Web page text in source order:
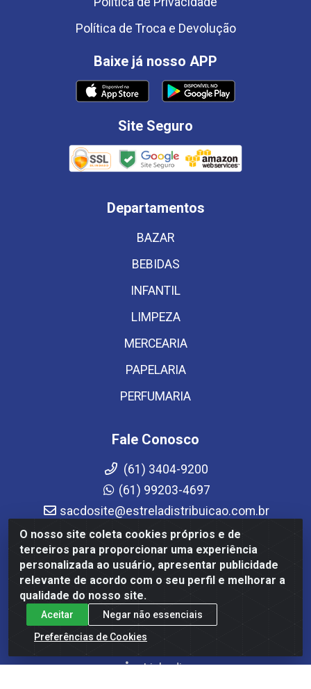
O nosso site coleta cookies próprios e de
terceiros para proporcionar uma experiência
personalizada ao usuário, apresentar publicidade
relevante de acordo com o seu perfil e melhorar a
qualidade do nosso site.
Aceitar
Negar não essenciais
Preferências de Cookies
Política de Troca e Devolução
Baixe já nosso APP
Site Seguro
Departamentos
BAZAR
BEBIDAS
INFANTIL
LIMPEZA
MERCEARIA
PAPELARIA
PERFUMARIA
Fale Conosco
(61) 3404-9200
(61) 99203-4697
sacdosite@estreladistribuicao.com.br
Atendimento de segunda a sexta-feira das 08h às
12h e das 13h30 às 17h30
Redes Sociais
Instagram
Facebook
Linkedin